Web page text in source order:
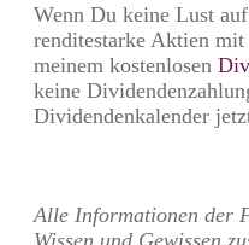
Wenn Du keine Lust
renditestarke Aktien
meinem kostenlosen
keine
Dividendenkalender
Alle Informationen der
Wissen und Gewissen